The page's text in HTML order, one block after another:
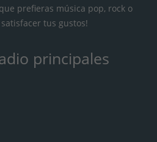
prefieras música pop, rock o
tus gustos!
principales